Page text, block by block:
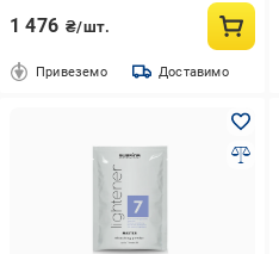
1 476 ₴/шт.
Привеземо Доставимо